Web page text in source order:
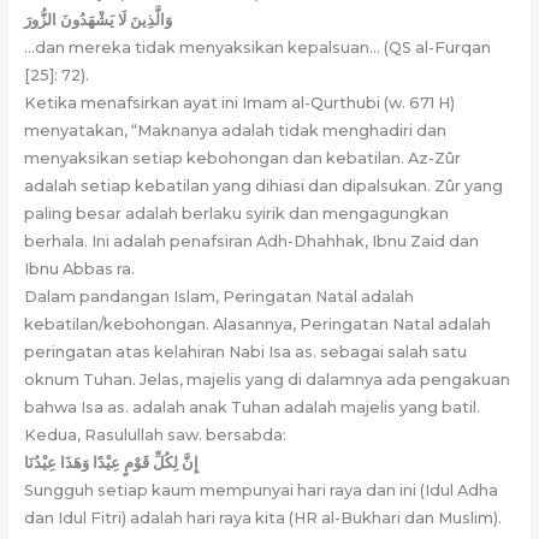
وَالَّذِينَ لَا يَشْهَدُونَ الزُّورَ
…dan mereka tidak menyaksikan kepalsuan… (QS al-Furqan
[25]: 72).
Ketika menafsirkan ayat ini Imam al-Qurthubi (w. 671 H)
menyatakan, “Maknanya adalah tidak menghadiri dan
menyaksikan setiap kebohongan dan kebatilan. Az-Zûr
adalah setiap kebatilan yang dihiasi dan dipalsukan. Zûr yang
paling besar adalah berlaku syirik dan mengagungkan
berhala. Ini adalah penafsiran Adh-Dhahhak, Ibnu Zaid dan
Ibnu Abbas ra.
Dalam pandangan Islam, Peringatan Natal adalah
kebatilan/kebohongan. Alasannya, Peringatan Natal adalah
peringatan atas kelahiran Nabi Isa as. sebagai salah satu
oknum Tuhan. Jelas, majelis yang di dalamnya ada pengakuan
bahwa Isa as. adalah anak Tuhan adalah majelis yang batil.
Kedua, Rasulullah saw. bersabda:
إِنَّ لِكُلِّ قَوْمٍ عِيْدًا وَهَذَا عِيْدُنَا
Sungguh setiap kaum mempunyai hari raya dan ini (Idul Adha
dan Idul Fitri) adalah hari raya kita (HR al-Bukhari dan Muslim).